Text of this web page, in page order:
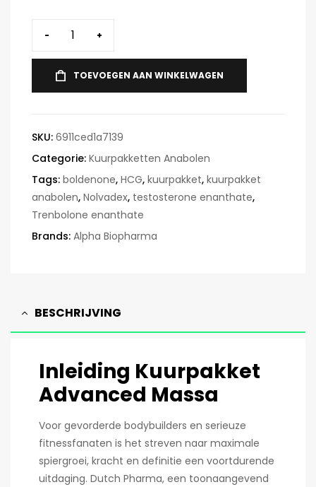
- +
TOEVOEGEN AAN WINKELWAGEN
SKU: 6911ced1a7139
Categorie: Kuurpakketten Anabolen
Tags: boldenone, HCG, kuurpakket, kuurpakket
anabolen, Nolvadex, testosterone enanthate,
Trenbolone enanthate
Brands: Alpha Biopharma
BESCHRIJVING
Inleiding Kuurpakket
Advanced Massa
Voor gevorderde bodybuilders en serieuze
fitnessfanaten is het streven naar maximale
spiergroei, kracht en definitie een voortdurende
uitdaging. Dutch Pharma, een toonaangevend